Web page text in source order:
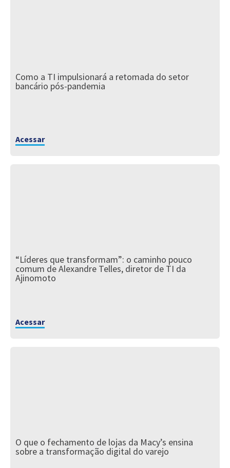
Como a TI impulsionará a retomada do setor
bancário pós-pandemia
Acessar
“Líderes que transformam”: o caminho pouco
comum de Alexandre Telles, diretor de TI da
Ajinomoto
Acessar
O que o fechamento de lojas da Macy’s ensina
sobre a transformação digital do varejo